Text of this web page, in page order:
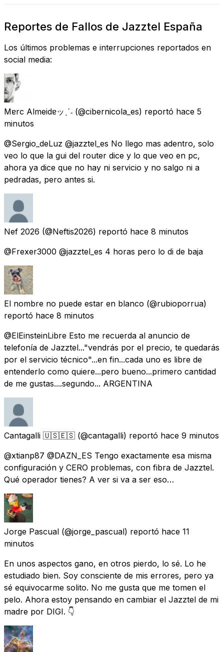
Reportes de Fallos de Jazztel España
Los últimos problemas e interrupciones reportados en
social media:
Mɐrc Almeidɐッˎˊ˗ (@cibernicola_es) reportó hace 5
minutos
@Sergio_deLuz @jazztel_es No llego mas adentro, solo
veo lo que la gui del router dice y lo que veo en pc,
ahora ya dice que no hay ni servicio y no salgo ni a
pedradas, pero antes si.
Nef 2026 (@Neftis2026) reportó hace 8 minutos
@Frexer3000 @jazztel_es 4 horas pero lo di de baja
El nombre no puede estar en blanco (@rubioporrua)
reportó hace 8 minutos
@ElEinsteinLibre Esto me recuerda al anuncio de
telefonía de Jazztel..."vendrás por el precio, te quedarás
por el servicio técnico"...en fin...cada uno es libre de
entenderlo como quiere...pero bueno...primero cantidad
de me gustas....segundo... ARGENTINA
Cantagalli 🇺🇸🇪🇸 (@cantagalli) reportó hace 9 minutos
@xtianp87 @DAZN_ES Tengo exactamente esa misma
configuración y CERO problemas, con fibra de Jazztel.
Qué operador tienes? A ver si va a ser eso…
Jorge Pascual (@jorge_pascual) reportó hace 11
minutos
En unos aspectos gano, en otros pierdo, lo sé. Lo he
estudiado bien. Soy consciente de mis errores, pero ya
sé equivocarme solito. No me gusta que me tomen el
pelo. Ahora estoy pensando en cambiar el Jazztel de mi
madre por DIGI. 👇